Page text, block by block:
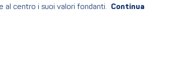
al centro i suoi valori fondanti.